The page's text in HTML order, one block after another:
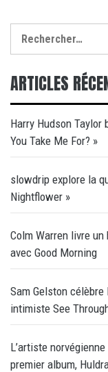
ARTICLES
Harry Hudson Taylor
You Take Me For? »
slowdrip explore la
Nightflower »
Colm Warren livre
avec Good Morning
Sam Gelston
intimiste See
L’artiste
premier album,